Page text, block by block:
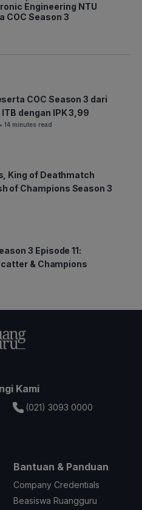
Engineering NTU
COC Season 3
COC Season 3 dari
dengan IPK 3,99
• 14 minutes read
King of Deathmatch
of Champions Season 3
3 Episode 11:
& Champions
Kami
(021) 3093 0000
Bantuan & Panduan
Company Credentials
Beasiswa Ruangguru